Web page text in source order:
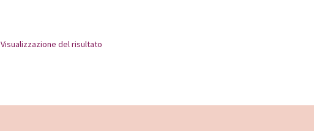
Visualizzazione del risultato